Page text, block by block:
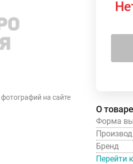
на сайте
О товаре
Форма
Бренд
Перейти